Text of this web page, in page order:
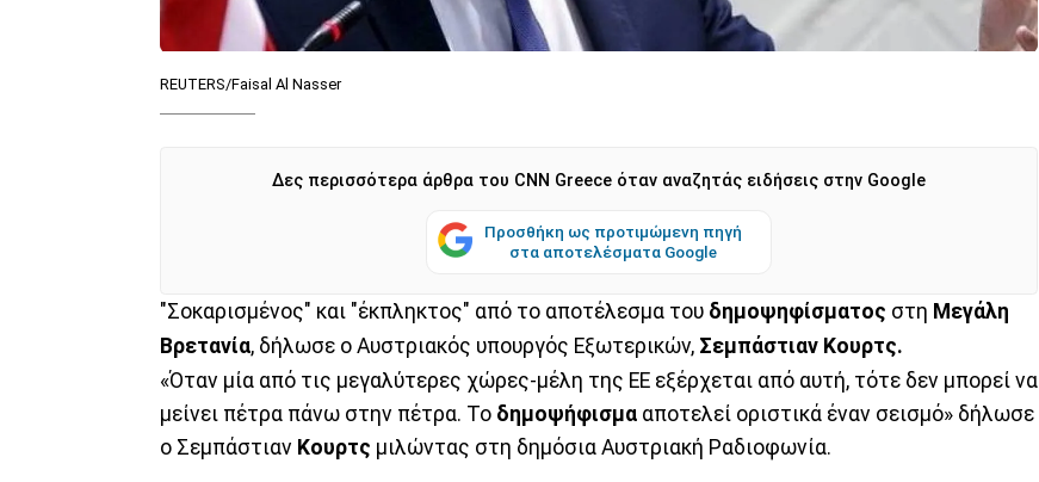
REUTERS/Faisal Al Nasser
Δες περισσότερα άρθρα του CNN Greece όταν αναζητάς ειδήσεις στην Google
Προσθήκη ως προτιμώμενη πηγή
στα αποτελέσματα Google
"Σοκαρισμένος" και "έκπληκτος" από το αποτέλεσμα του δημοψηφίσματος στη Μεγάλη
Βρετανία, δήλωσε ο Αυστριακός υπουργός Εξωτερικών, Σεμπάστιαν Κουρτς.
«Όταν μία από τις μεγαλύτερες χώρες-μέλη της ΕΕ εξέρχεται από αυτή, τότε δεν μπορεί να
μείνει πέτρα πάνω στην πέτρα. Το δημοψήφισμα αποτελεί οριστικά έναν σεισμό» δήλωσε
ο Σεμπάστιαν Κουρτς μιλώντας στη δημόσια Αυστριακή Ραδιοφωνία.